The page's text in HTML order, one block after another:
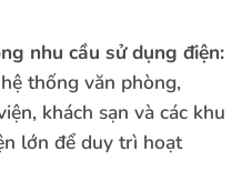
nhu cầu sử dụng điện:
thống văn phòng,
khách sạn và các khu
lớn để duy trì hoạt